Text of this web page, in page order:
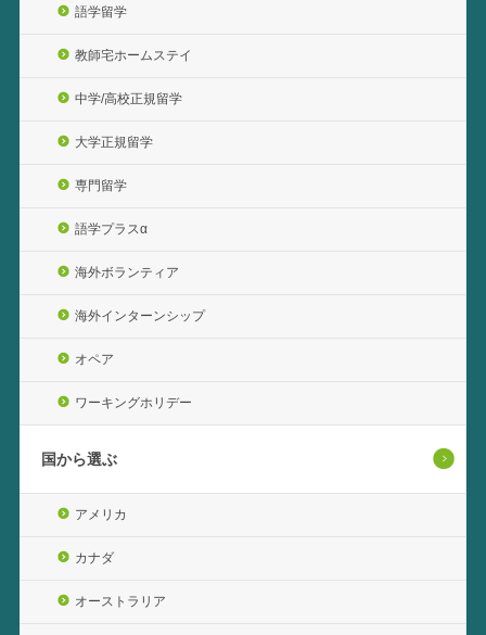
語学留学
教師宅ホームステイ
中学/高校正規留学
大学正規留学
専門留学
語学プラスα
海外ボランティア
海外インターンシップ
オペア
ワーキングホリデー
国から選ぶ
アメリカ
カナダ
オーストラリア